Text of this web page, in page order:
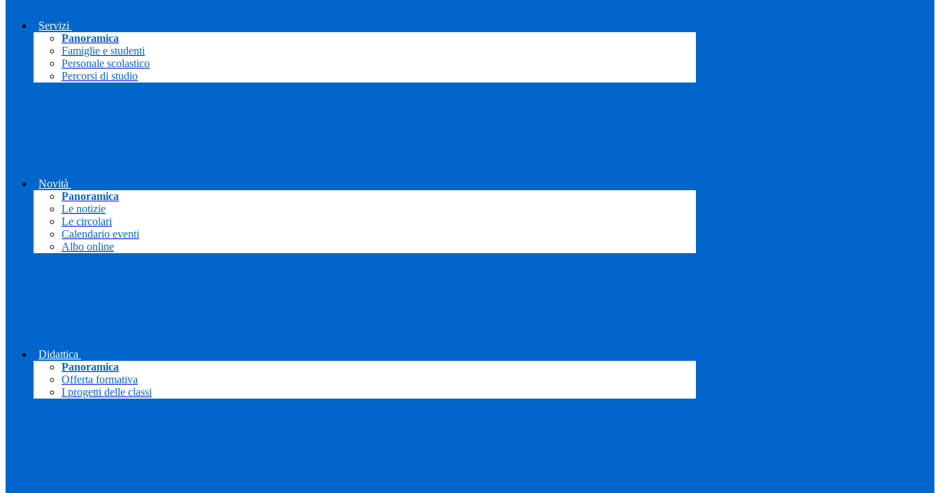
Servizi
Panoramica
Famiglie e studenti
Personale scolastico
Percorsi di studio
Novità
Panoramica
Le notizie
Le circolari
Calendario eventi
Albo online
Didattica
Panoramica
Offerta formativa
I progetti delle classi